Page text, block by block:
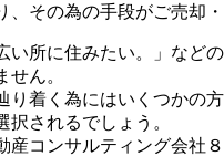
その為の手段がご売却・
所に住みたい。」など
ん。
着く為にはいくつかの
されるでしょう。
産コンサルティング会社